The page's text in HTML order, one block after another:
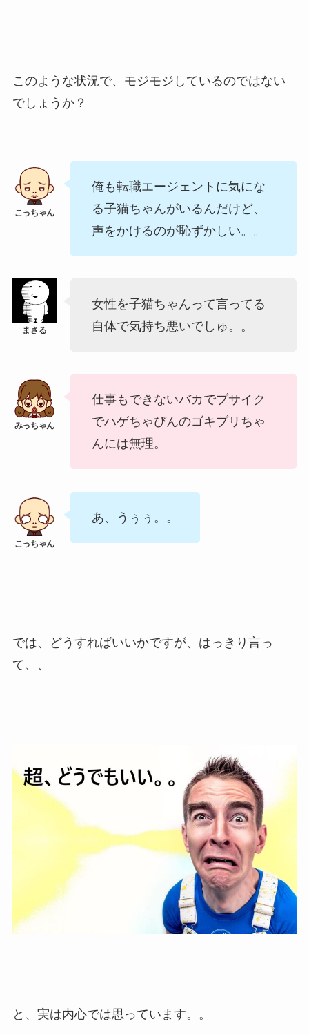
このような状況で、モジモジしているのではない
でしょうか？
俺も転職エージェントに気にな
る子猫ちゃんがいるんだけど、
声をかけるのが恥ずかしい。。
女性を子猫ちゃんって言ってる
自体で気持ち悪いでしゅ。。
仕事もできないバカでブサイク
でハゲちゃびんのゴキブリちゃ
んには無理。
あ、うぅぅ。。
では、どうすればいいかですが、はっきり言っ
て、、
と、実は内心では思っています。。